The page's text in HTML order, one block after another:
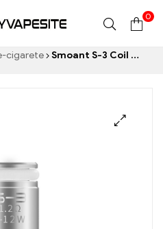
0
cigarete Smoant S-3 Coil 1.2ohm 3PCS/Paket E-cigaret Veleprodaja丨Po meri